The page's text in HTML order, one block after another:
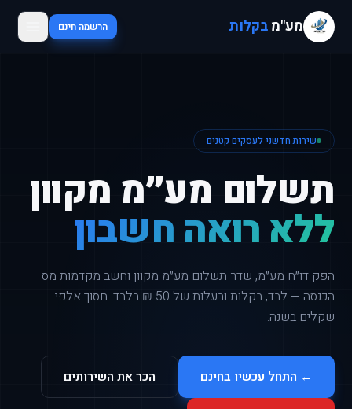
מע"מבקלות הרשמה חינם
שירות חדשני לעסקים קטנים
תשלום מע״מ מקוון
ללא רואה חשבון
הפק דו״ח מע״מ, שדר תשלום מע״מ מקוון וחשב מקדמות מס
הכנסה — לבד, בקלות ובעלות של 50 ₪ בלבד. חסוך אלפי
שקלים בשנה.
← התחל עכשיו בחינם הכר את השירותים